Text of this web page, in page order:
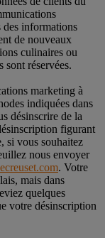
des informations
de nouveaux
culinaires ou
sont réservées.
marketing à
indiquées dans
désinscrire de la
figurant
si vous souhaitez
nous envoyer
. Votre
mais dans
quelques
votre désinscription